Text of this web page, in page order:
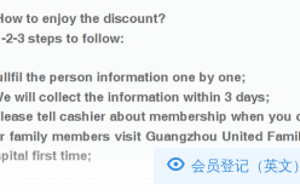
 会员登记（英文）